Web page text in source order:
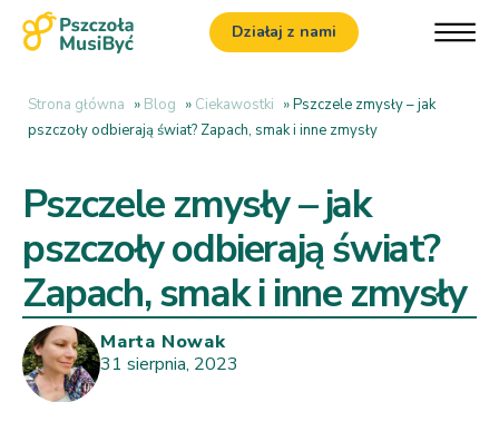
Działaj z nami
Strona główna » Blog » Ciekawostki »Pszczele zmysły – jak
pszczoły odbierają świat? Zapach, smak i inne zmysły
Pszczele zmysły – jak
pszczoły odbierają świat?
Zapach, smak i inne zmysły
Marta Nowak
31 sierpnia, 2023